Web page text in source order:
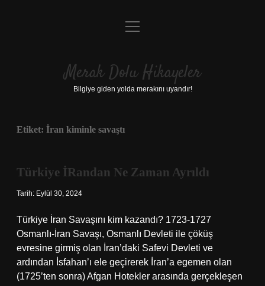
Anasayfa
Yasal Uyarı
menüyü
Merak Dolu Hikayeler
Bilgiye giden yolda merakını uyandır!
Etiket: İran kiminle savaştı
Türkiye İRandan Ne Zaman Ayrıldı
Tarih: Eylül 30, 2024
Türkiye İran Savaşını kim kazandı? 1723-1727
Osmanlı-İran Savaşı, Osmanlı Devleti ile çöküş
evresine girmiş olan İran’daki Safevi Devleti ve
ardından İsfahan’ı ele geçirerek İran’a egemen olan
(1725’ten sonra) Afgan Hotekler arasında gerçekleşen